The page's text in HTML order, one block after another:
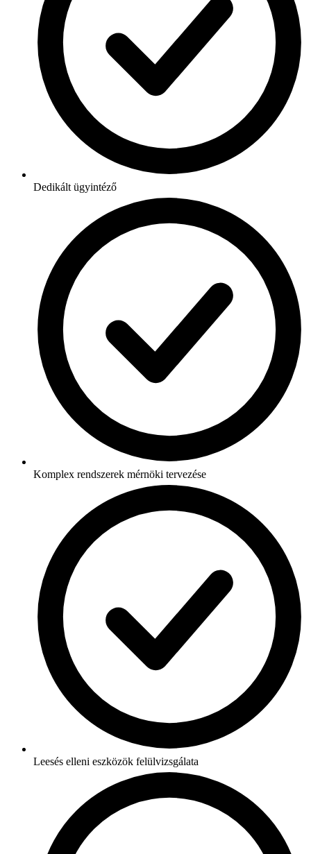
Dedikált ügyintéző
Komplex rendszerek mérnöki tervezése
Leesés elleni eszközök felülvizsgálata